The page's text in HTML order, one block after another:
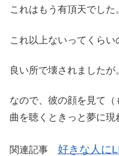
これはもう有頂天でした
これ以上ないってくらい
良い所で壊されましたが
なので、彼の顔を見て
曲を聴くときっと夢に現
関連記事 好きな人に